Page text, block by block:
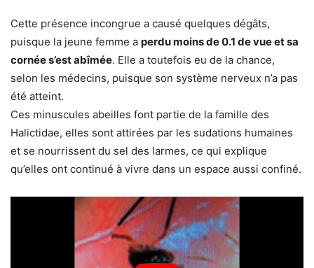
Cette présence incongrue a causé quelques dégâts,
puisque la jeune femme a perdu moins de 0.1 de vue et sa
cornée s’est abîmée. Elle a toutefois eu de la chance,
selon les médecins, puisque son système nerveux n’a pas
été atteint.
Ces minuscules abeilles font partie de la famille des
Halictidae, elles sont attirées par les sudations humaines
et se nourrissent du sel des larmes, ce qui explique
qu’elles ont continué à vivre dans un espace aussi confiné.